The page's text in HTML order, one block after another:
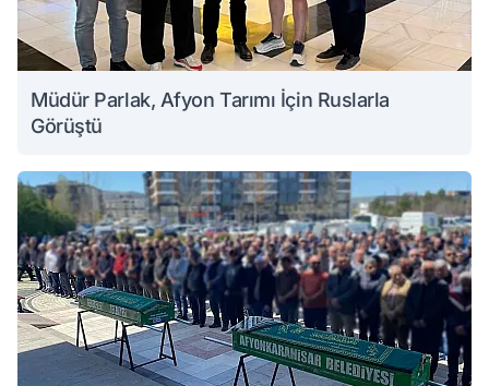
Müdür Parlak, Afyon Tarımı İçin Ruslarla
Görüştü